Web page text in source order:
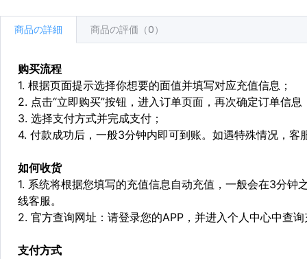
商品の詳細 商品の評価（0）
购买流程
1. 根据页面提示选择你想要的面值并填写对应充值信息；
2. 点击“立即购买”按钮，进入订单页面，再次确定订单信息
3. 选择支付方式并完成支付；
4. 付款成功后，一般3分钟内即可到账。如遇特殊情况，
如何收货
1. 系统将根据您填写的充值信息自动充值，一般会在3分
线客服。
2. 官方查询网址：请登录您的APP，并进入个人中心中查
支付方式